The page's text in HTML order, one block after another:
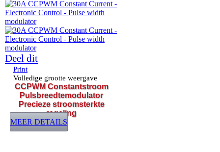
Deel dit
Print
Volledige grootte weergave
CCPWM Constantstroom
Pulsbreedtemodulator
Precieze stroomsterkte
regeling
MEER DETAILS